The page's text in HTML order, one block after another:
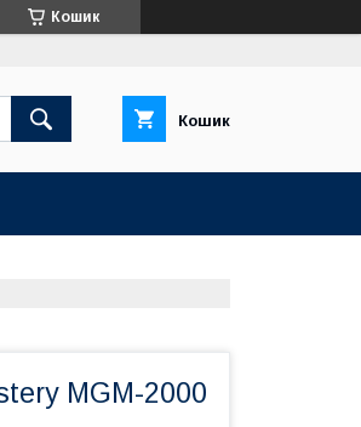
Кошик
Кошик
MGM-2000